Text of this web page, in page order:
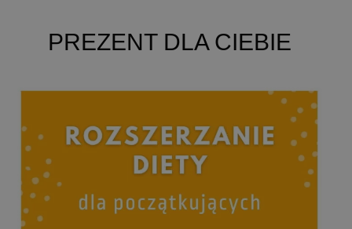
PREZENT DLA CIEBIE